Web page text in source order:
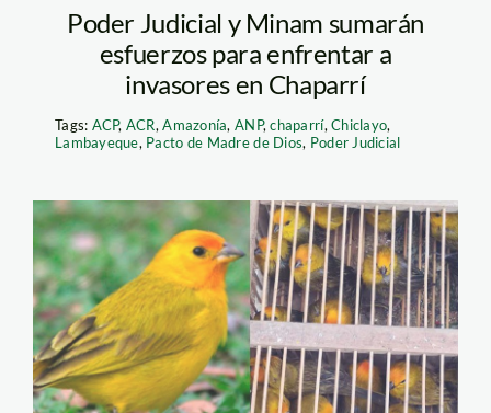
Poder Judicial y Minam sumarán
esfuerzos para enfrentar a
invasores en Chaparrí
Tags: ACP, ACR,Amazonía,ANP,chaparrí,Chiclayo,
Lambayeque, Pacto de Madre de Dios, Poder Judicial
boton-de-oro—serfor